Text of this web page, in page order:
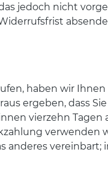
jedoch nicht
haben wir
ergeben, dass
vierzehn
verwenden
anderes